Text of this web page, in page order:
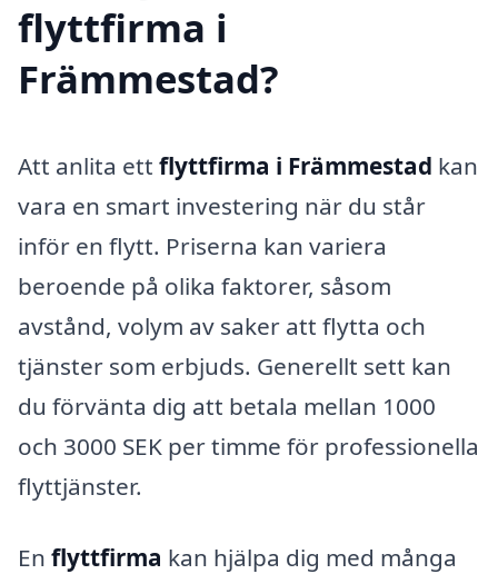
flyttfirma i
Främmestad?
Att anlita ett flyttfirma i Främmestad kan
vara en smart investering när du står
inför en flytt. Priserna kan variera
beroende på olika faktorer, såsom
avstånd, volym av saker att flytta och
tjänster som erbjuds. Generellt sett kan
du förvänta dig att betala mellan 1000
och 3000 SEK per timme för professionella
flyttjänster.
En flyttfirma kan hjälpa dig med många